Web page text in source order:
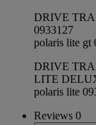
DRIVE
0933127
polaris lite gt
DRIVE
LITE
polaris lite
Reviews 0